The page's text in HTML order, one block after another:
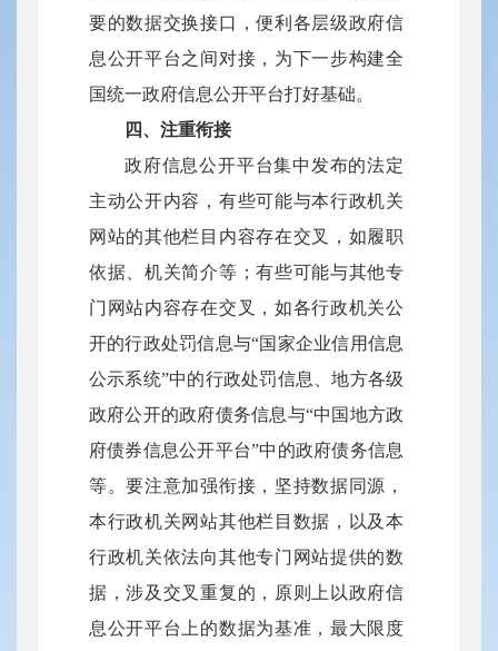
要的数据交换接口，便利各层级政府信
息公开平台之间对接，为下一步构建全
国统一政府信息公开平台打好基础。
四、注重衔接
政府信息公开平台集中发布的法定
主动公开内容，有些可能与本行政机关
网站的其他栏目内容存在交叉，如履职
依据、机关简介等；有些可能与其他专
门网站内容存在交叉，如各行政机关公
开的行政处罚信息与“国家企业信用信息
公示系统”中的行政处罚信息、地方各级
政府公开的政府债务信息与“中国地方政
府债券信息公开平台”中的政府债务信息
等。要注意加强衔接，坚持数据同源，
本行政机关网站其他栏目数据，以及本
行政机关依法向其他专门网站提供的数
据，涉及交叉重复的，原则上以政府信
息公开平台上的数据为基准，最大限度